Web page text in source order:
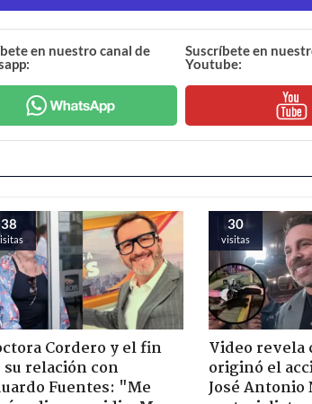
en nuestro canal de
Suscríbete en
Youtube:
38
Cordero y el fin
su relación con
Fuentes: "Me
30
visitas
Video revela
originó el
José Antonio